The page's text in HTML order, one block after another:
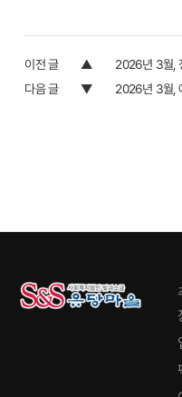
이전 글
2026년 3월,
다음 글
2026년 3월,